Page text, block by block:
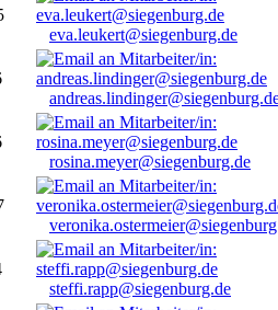
eva.leukert@siegenburg.de
rosina.meyer@siegenburg.de
steffi.rapp@siegenburg.de